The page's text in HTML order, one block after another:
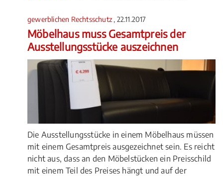
gewerblichen Rechtsschutz , 22.11.2017
Möbelhaus muss Gesamtpreis der
Ausstellungsstücke auszeichnen
Die Ausstellungsstücke in einem Möbelhaus müssen
mit einem Gesamtpreis ausgezeichnet sein. Es reicht
nicht aus, dass an den Möbelstücken ein Preisschild
mit einem Teil des Preises hängt und auf der